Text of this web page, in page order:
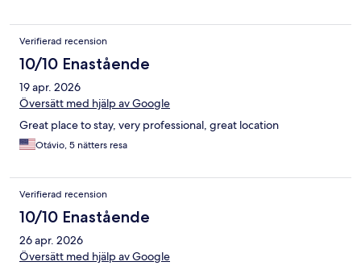
Verifierad recension
10/10 Enastående
19 apr. 2026
Översätt med hjälp av Google
Great place to stay, very professional, great location
Otávio, 5 nätters resa
Verifierad recension
10/10 Enastående
26 apr. 2026
Översätt med hjälp av Google